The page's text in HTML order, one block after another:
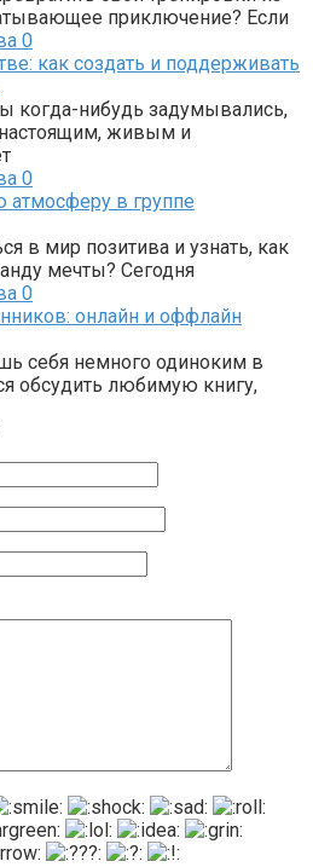
приключение? Если
0
как создать и поддерживать
когда-нибудь задумывались,
настоящим, живым и
0
атмосферу в группе
в мир позитива и узнать, как
мечты? Сегодня
0
онлайн и оффлайн
себя немного одиноким в
обсудить любимую книгу,